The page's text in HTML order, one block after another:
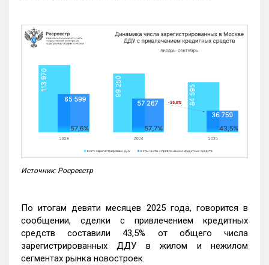
Источник: Росреестр
По итогам девяти месяцев 2025 года, говорится в
сообщении, сделки с привлечением кредитных
средств составили 43,5% от общего числа
зарегистрированных ДДУ в жилом и нежилом
сегментах рынка новостроек.